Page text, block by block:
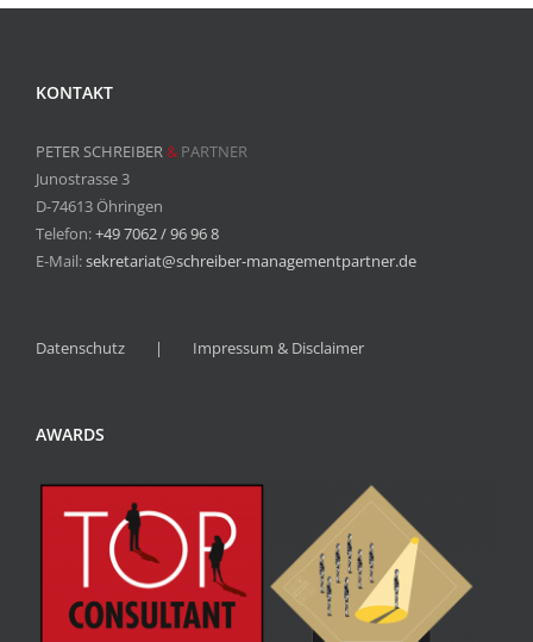
KONTAKT
PETER SCHREIBER& PARTNER
Junostrasse 3
D-74613 Öhringen
Telefon:+49 7062 / 96 96 8
E-Mail:sekretariat@schreiber-managementpartner.de
Datenschutz Impressum & Disclaimer
AWARDS